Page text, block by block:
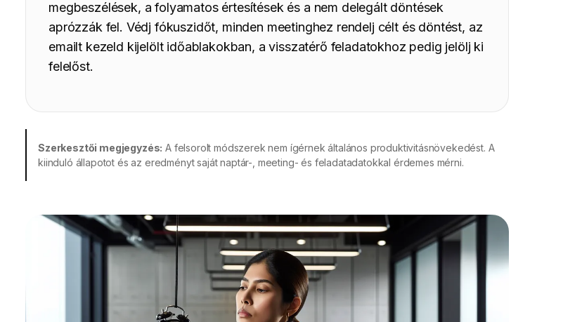
megbeszélések, a folyamatos értesítések és a nem delegált döntések
aprózzák fel. Védj fókuszidőt, minden meetinghez rendelj célt és döntést, az
emailt kezeld kijelölt időablakokban, a visszatérő feladatokhoz pedig jelölj ki
felelőst.
Szerkesztői megjegyzés: A felsorolt módszerek nem ígérnek általános produktivitásnövekedést. A
kiinduló állapotot és az eredményt saját naptár-, meeting- és feladatadatokkal érdemes mérni.